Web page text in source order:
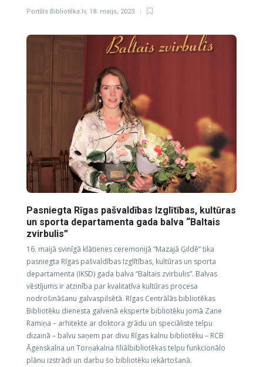
Portāls Bibliotēka.lv, 18. maijs, 2023
Pasniegta Rīgas pašvaldības Izglītības, kultūras
un sporta departamenta gada balva “Baltais
zvirbulis”
16. maijā svinīgā klātienes ceremonijā “Mazajā Ģildē” tika
pasniegta Rīgas pašvaldības Izglītības, kultūras un sporta
departamenta (IKSD) gada balva “Baltais zvirbulis”. Balvas
vēstījums ir atzinība par kvalitatīva kultūras procesa
nodrošināšanu galvaspilsētā. Rīgas Centrālās bibliotēkas
Bibliotēku dienesta galvenā eksperte bibliotēku jomā Zane
Ramiņa – arhitekte ar doktora grādu un speciāliste telpu
dizainā – balvu saņem par divu Rīgas kalnu bibliotēku – RCB
Āgenskalna un Torņakalna filiālbibliotēkas telpu funkcionālo
plānu izstrādi un darbu šo bibliotēku iekārtošanā.